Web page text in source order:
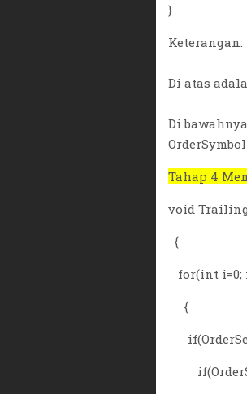
}
Keterangan:
Di atas
Di
Tahap 4
void
{
for(int i=0;
{